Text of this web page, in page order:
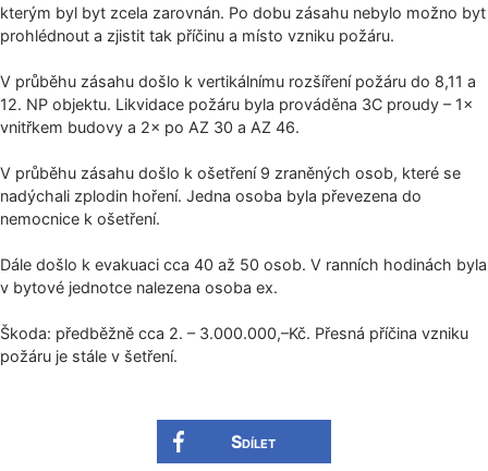
kterým byl byt zcela zarovnán. Po dobu zásahu nebylo možno byt
prohlédnout a zjistit tak příčinu a místo vzniku požáru.
V průběhu zásahu došlo k vertikálnímu rozšíření požáru do 8,11 a
12. NP objektu. Likvidace požáru byla prováděna 3C proudy – 1×
vnitřkem budovy a 2× po AZ 30 a AZ 46.
V průběhu zásahu došlo k ošetření 9 zraněných osob, které se
nadýchali zplodin hoření. Jedna osoba byla převezena do
nemocnice k ošetření.
Dále došlo k evakuaci cca 40 až 50 osob. V ranních hodinách byla
v bytové jednotce nalezena osoba ex.
Škoda: předběžně cca 2. – 3.000.000,–Kč. Přesná příčina vzniku
požáru je stále v šetření.
Sdílet